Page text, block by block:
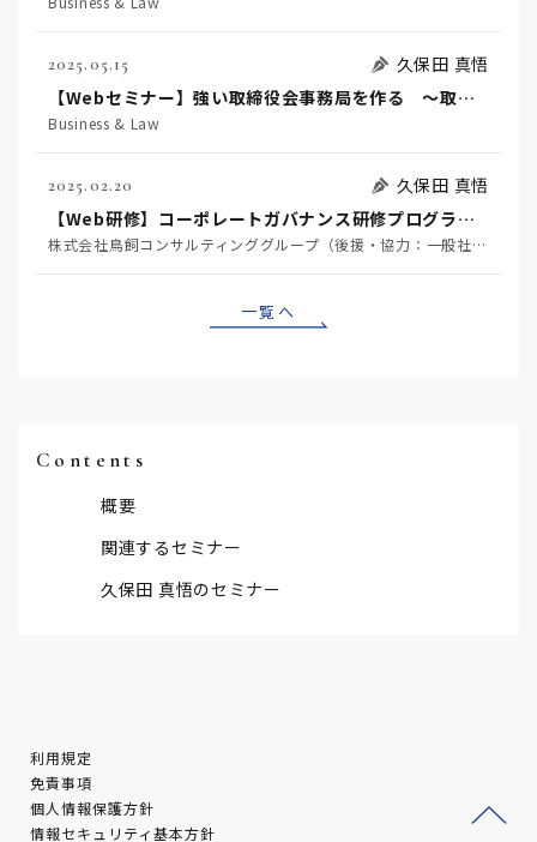
2025.05.15
久保田 真悟
【Webセミナー】強い取締役会事務局を作る ～取締役会の実効性を高める舵取り役になるために～
Business & Law
2025.02.20
久保田 真悟
【Web研修】コーポレートガバナンス研修プログラム～専門家が本音で語る部門横断の実践型研修～
株式会社鳥飼コンサルティンググループ（後援・協力：一般社団法人GBL研究所、一般社団法人日本CLO協会、鳥飼総合法律事務所、株式会社中央経済社）
一覧へ
Contents
概要
関連するセミナー
久保田 真悟のセミナー
利用規定
免責事項
個人情報保護方針
情報セキュリティ基本方針